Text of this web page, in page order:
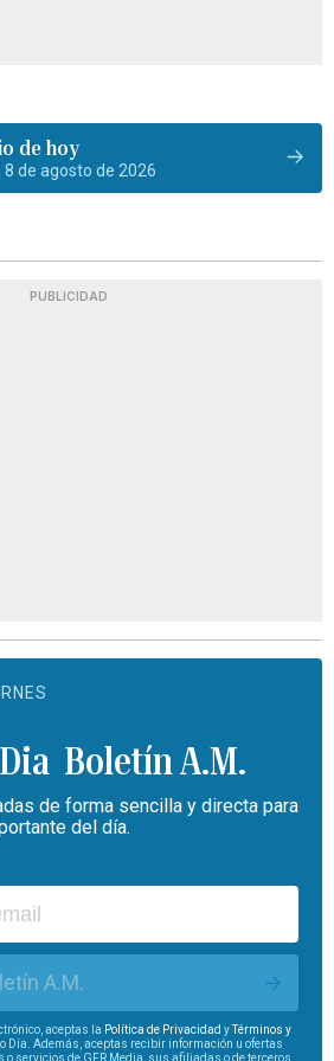
de hoy
8 de agosto de 2026
PUBLICIDAD
Boletín A.M.
de forma sencilla y directa para
del día.
A.M.
aceptas la Política de Privacidad yTérminos y
Día. Además, aceptas recibir información u ofertas
o servicios de GFR Media, sus afiliadas o de terceros.